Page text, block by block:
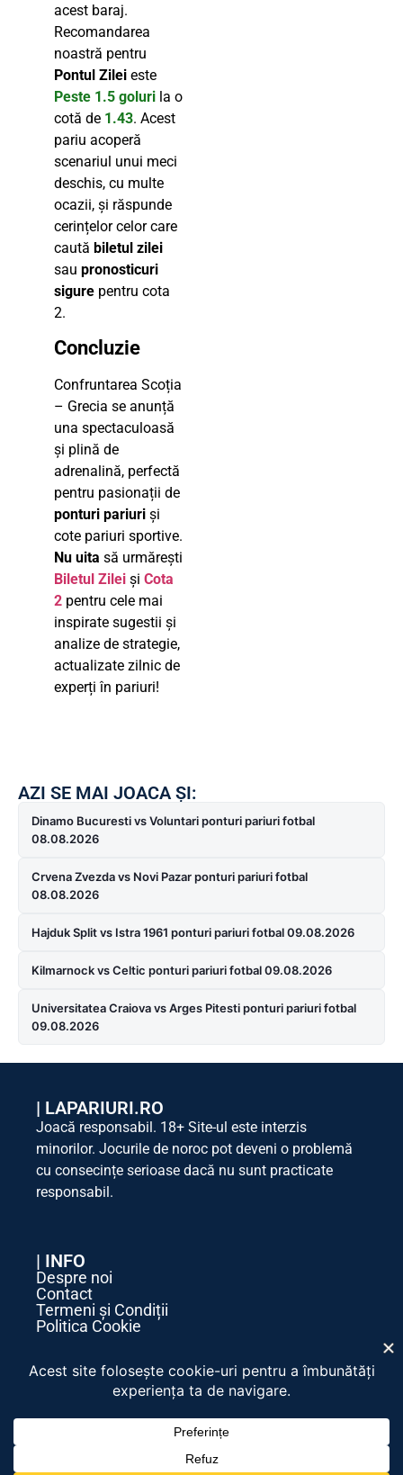
acest baraj.
Recomandarea
noastră pentru
Pontul Zilei este
Peste 1.5 goluri la o
cotă de 1.43. Acest
pariu acoperă
scenariul unui meci
deschis, cu multe
ocazii, și răspunde
cerințelor celor care
caută biletul zilei
sau pronosticuri
sigure pentru cota
2.
Concluzie
Confruntarea Scoția
– Grecia se anunță
una spectaculoasă
și plină de
adrenalină, perfectă
pentru pasionații de
ponturi pariuri și
cote pariuri sportive.
Nu uita să urmărești
Biletul Zilei și Cota
2 pentru cele mai
inspirate sugestii și
analize de strategie,
actualizate zilnic de
experți în pariuri!
AZI SE MAI JOACA ȘI:
Dinamo Bucuresti vs Voluntari ponturi pariuri fotbal
08.08.2026
Crvena Zvezda vs Novi Pazar ponturi pariuri fotbal
08.08.2026
Hajduk Split vs Istra 1961 ponturi pariuri fotbal 09.08.2026
Kilmarnock vs Celtic ponturi pariuri fotbal 09.08.2026
Universitatea Craiova vs Arges Pitesti ponturi pariuri fotbal
09.08.2026
| LAPARIURI.RO
Joacă responsabil. 18+ Site-ul este interzis
minorilor. Jocurile de noroc pot deveni o problemă
cu consecințe serioase dacă nu sunt practicate
responsabil.
| INFO
Despre noi
Contact
Termeni și Condiții
Politica Cookie
| SOCIAL MEDIA